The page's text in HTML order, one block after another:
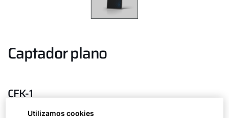
Captador plano
CFK-1
Utilizamos cookies